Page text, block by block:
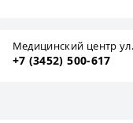
Медицинский центр
+7 (3452) 500-617